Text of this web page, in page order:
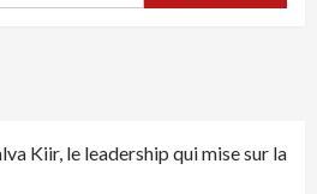
Kiir, le leadership qui mise sur la